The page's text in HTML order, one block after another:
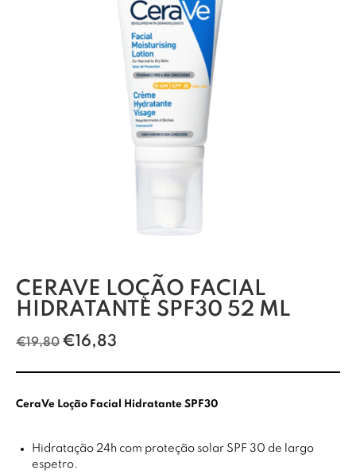
CERAVE LOÇÃO FACIAL
HIDRATANTE SPF30 52 ML
€19,80 €16,83
CeraVe Loção Facial Hidratante SPF30
Hidratação 24h com proteção solar SPF 30 de largo
espetro.